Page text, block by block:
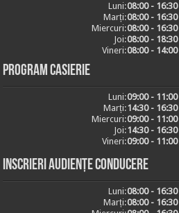
Luni:08:00 - 16:30
Marți:08:00 - 16:30
Miercuri:08:00 - 16:30
Joi:08:00 - 18:30
Vineri:08:00 - 14:00
Program casierie
Luni:09:00 - 11:00
Marți:14:30 - 16:30
Miercuri:09:00 - 11:00
Joi:14:30 - 16:30
Vineri:09:00 - 11:00
Inscrieri audiențe conducere
Luni:08:00 - 16:30
Marți:08:00 - 16:30